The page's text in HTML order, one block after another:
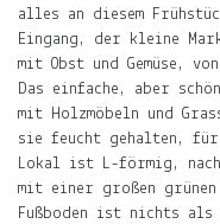
alles an diesem
Eingang, der kleine
mit Obst und Gemüse,
Das einfache, aber
mit Holzmöbeln und
sie feucht gehalten, für
Lokal ist L-förmig,
mit einer großen
Fußboden ist nichts